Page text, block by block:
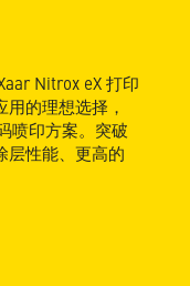
Nitrox eX 打印
的理想选择，
喷印方案。突破
层性能、更高的